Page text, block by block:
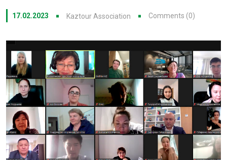
17.02.2023 Kaztour Association Comments (0)